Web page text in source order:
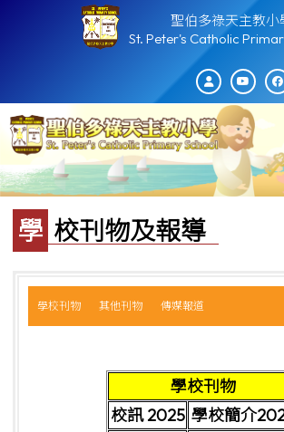
聖伯多祿天主教小
St. Peter's Catholic
學校刊物及報導
學校刊物 其他刊物 傳媒報道
學校刊物
校訊 2025 學校簡介